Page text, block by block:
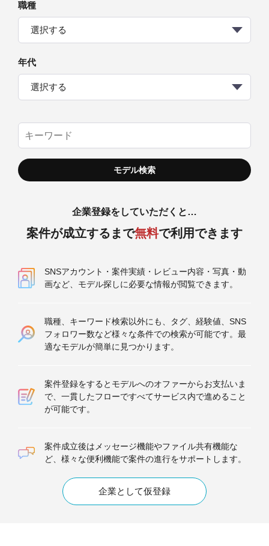
職種
選択する
年代
選択する
企業登録をしていただくと…
案件が成立するまで無料で利用できます
SNSアカウント・案件実績・レビュー内容・写真・動
画など、モデル探しに必要な情報が閲覧できます。
職種、キーワード検索以外にも、タグ、経験値、SNS
フォロワー数など様々な条件での検索が可能です。最
適なモデルが簡単に見つかります。
案件登録をするとモデルへのオファーからお支払いま
で、一貫したフローですべてサービス内で進めること
が可能です。
案件成立後はメッセージ機能やファイル共有機能な
ど、様々な便利機能で案件の進行をサポートします。
企業として仮登録